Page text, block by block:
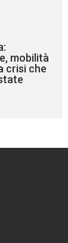
mobilità
crisi che